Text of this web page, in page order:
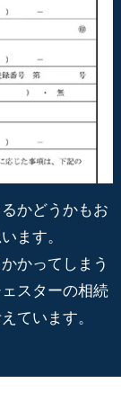
かどうかもお
ます。
かってしまう
スターの相続
ています。